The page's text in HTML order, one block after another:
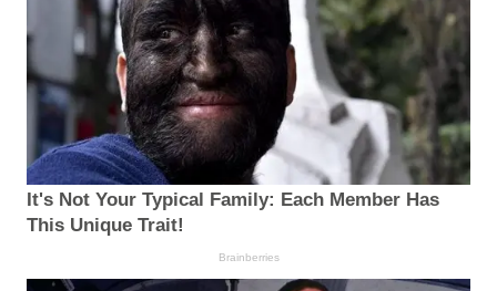
It's Not Your Typical Family: Each Member Has
This Unique Trait!
Brainberries